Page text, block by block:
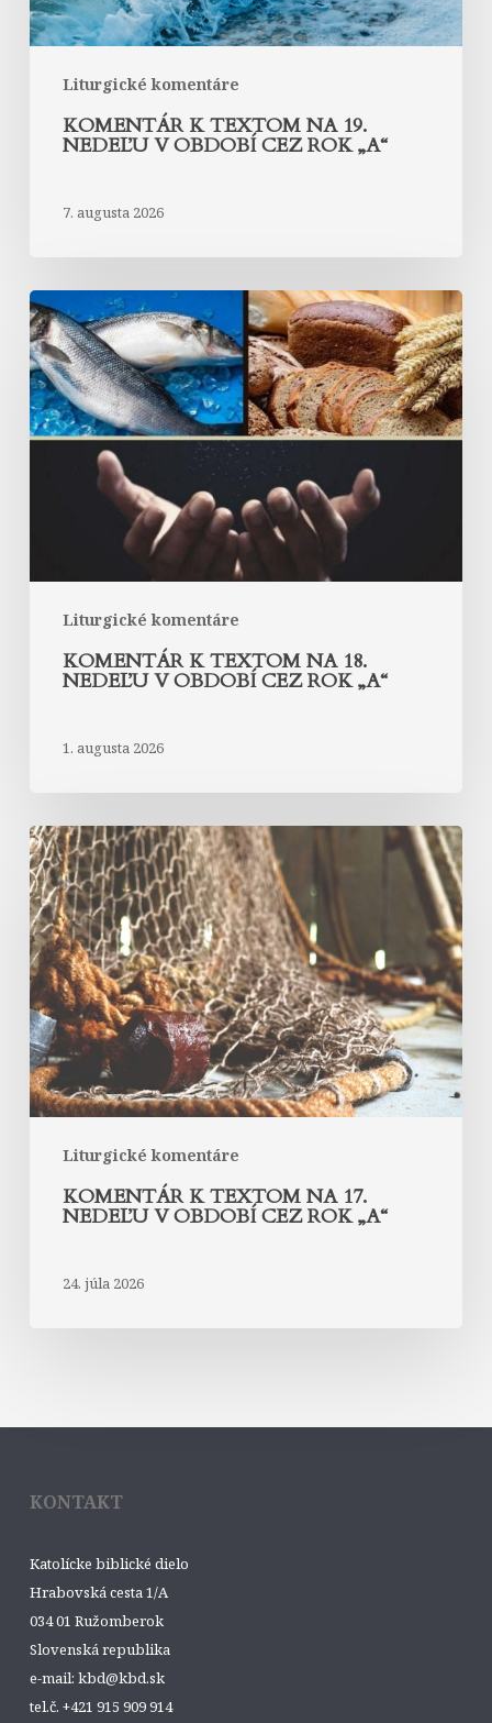
Liturgické komentáre
rok
„A“
KOMENTÁR K TEXTOM NA 19.
NEDEĽU V OBDOBÍ CEZ ROK „A“
7. augusta 2026
Liturgické komentáre
Komentár
k
textom
na
18.
nedeľu
„A“
KOMENTÁR K TEXTOM NA 18.
NEDEĽU V OBDOBÍ CEZ ROK „A“
1. augusta 2026
Liturgické komentáre
Komentár
k
textom
na
17.
nedeľu
v
období
cez
rok
„A“
KOMENTÁR K TEXTOM NA 17.
NEDEĽU V OBDOBÍ CEZ ROK „A“
24. júla 2026
KONTAKT
Katolícke biblické dielo
Hrabovská cesta 1/A
034 01 Ružomberok
Slovenská republika
e-mail: kbd@kbd.sk
tel.č. +421 915 909 914